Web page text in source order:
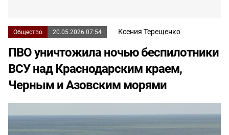
Общество 20.05.2026 07:54 Ксения Терещенко
ПВО уничтожила ночью беспилотники
ВСУ над Краснодарским краем,
Черным и Азовским морями